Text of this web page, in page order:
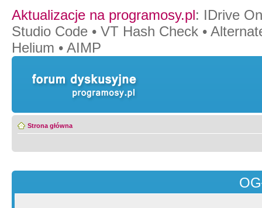
Aktualizacje na programosy.pl: IDrive
Studio Code • VT Hash Check •
Helium • AIMP
Strona główna